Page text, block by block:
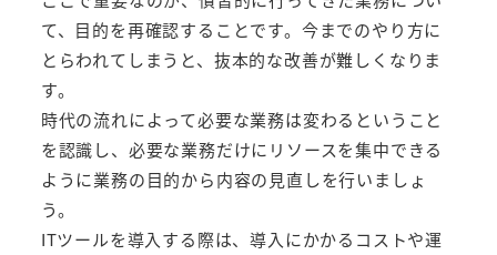
て、目的を再確認することです。今までのやり方に
とらわれてしまうと、抜本的な改善が難しくなりま
す。
時代の流れによって必要な業務は変わるということ
を認識し、必要な業務だけにリソースを集中できる
ように業務の目的から内容の見直しを行いましょ
う。
ITツールを導入する際は、導入にかかるコストや運